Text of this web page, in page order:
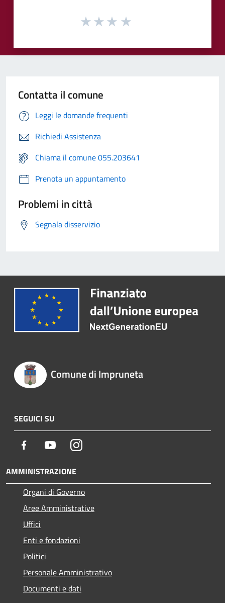
Contatta il comune
Leggi le domande frequenti
Richiedi Assistenza
Chiama il comune 055.203641
Prenota un appuntamento
Problemi in città
Segnala disservizio
Comune di Impruneta
SEGUICI SU
Facebook YoutubeInstagram
AMMINISTRAZIONE
Organi di Governo
Aree Amministrative
Uffici
Enti e fondazioni
Politici
Personale Amministrativo
Documenti e dati